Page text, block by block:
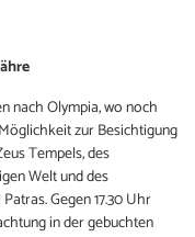
nach Olympia, wo noch
zur Besichtigung
Tempels, des
Welt und des
Gegen 17.30 Uhr
in der gebuchten